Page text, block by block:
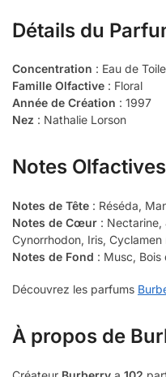
Détails du
Concentration : Eau de
Famille Olfactive : Floral
Année de Création : 1997
Nez : Nathalie Lorson
Notes Olfactives
Notes de Tête : Réséda,
Notes de Cœur : Nectarine,
Cynorrhodon, Iris,
Notes de Fond : Musc, Bois
Découvrez les parfums
À propos de